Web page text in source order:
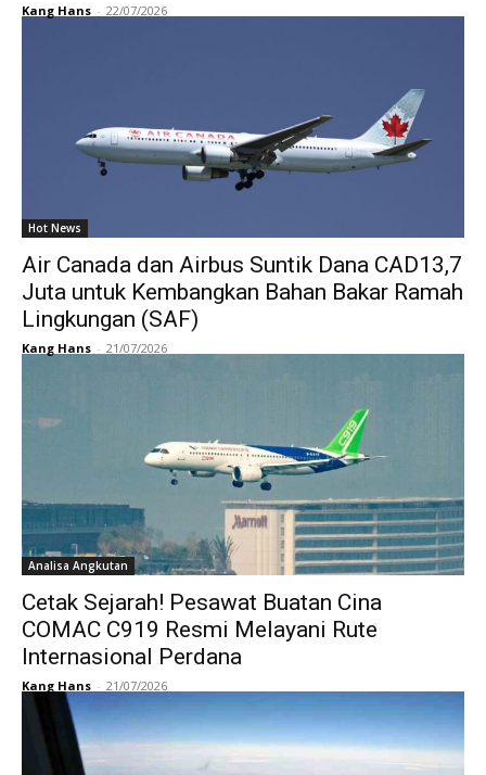
Kang Hans - 22/07/2026
Hot News
Air Canada dan Airbus Suntik Dana CAD13,7
Juta untuk Kembangkan Bahan Bakar Ramah
Lingkungan (SAF)
Kang Hans - 21/07/2026
Analisa Angkutan
Cetak Sejarah! Pesawat Buatan Cina
COMAC C919 Resmi Melayani Rute
Internasional Perdana
Kang Hans - 21/07/2026